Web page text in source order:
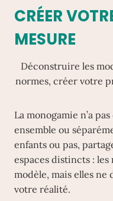
CRÉER
MESURE
Déconstruire les
normes, créer votre
La monogamie n’a
ensemble ou
enfants ou pas,
espaces distincts :
modèle, mais elles
votre réalité.